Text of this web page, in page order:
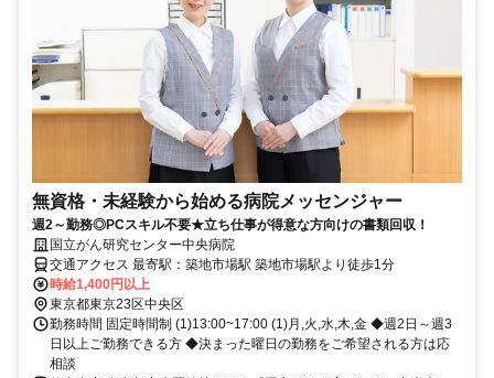
無資格・未経験から始める病院メッセンジャー
週2～勤務◎PCスキル不要★立ち仕事が得意な方向けの書類回収！
国立がん研究センター中央病院
交通アクセス 最寄駅：築地市場駅 築地市場駅より徒歩1分
時給1,400円以上
東京都東京23区中央区
勤務時間 固定時間制 (1)13:00~17:00 (1)月,火,水,木,金 ◆週2日～週3
日以上ご勤務できる方 ◆決まった曜日の勤務をご希望される方は応
相談